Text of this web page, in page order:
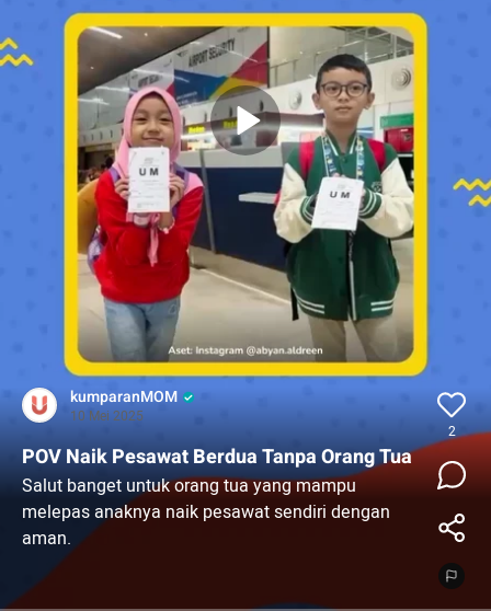
kumparanMOM
10 Mei 2025
POV Naik Pesawat Berdua Tanpa Orang Tua
Salut banget untuk orang tua yang mampu
melepas anaknya naik pesawat sendiri dengan
aman.
2